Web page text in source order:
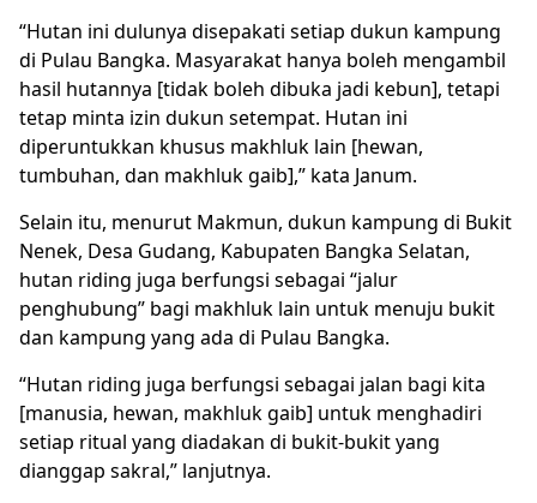
“Hutan ini dulunya disepakati setiap dukun kampung
di Pulau Bangka. Masyarakat hanya boleh mengambil
hasil hutannya [tidak boleh dibuka jadi kebun], tetapi
tetap minta izin dukun setempat. Hutan ini
diperuntukkan khusus makhluk lain [hewan,
tumbuhan, dan makhluk gaib],” kata Janum.
Selain itu, menurut Makmun, dukun kampung di Bukit
Nenek, Desa Gudang, Kabupaten Bangka Selatan,
hutan riding juga berfungsi sebagai “jalur
penghubung” bagi makhluk lain untuk menuju bukit
dan kampung yang ada di Pulau Bangka.
“Hutan riding juga berfungsi sebagai jalan bagi kita
[manusia, hewan, makhluk gaib] untuk menghadiri
setiap ritual yang diadakan di bukit-bukit yang
dianggap sakral,” lanjutnya.